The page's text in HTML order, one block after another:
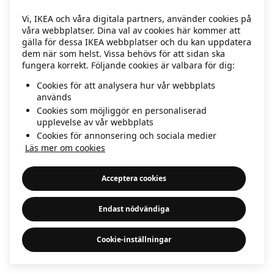
information)
Vi, IKEA och våra digitala partners, använder cookies på
våra webbplatser. Dina val av cookies här kommer att
gälla för dessa IKEA webbplatser och du kan uppdatera
dem när som helst. Vissa behövs för att sidan ska
fungera korrekt. Följande cookies är valbara för dig:
Cookies för att analysera hur vår webbplats
används
Cookies som möjliggör en personaliserad
upplevelse av vår webbplats
Cookies för annonsering och sociala medier
Läs mer om cookies
Acceptera cookies
Endast nödvändiga
Cookie-inställningar